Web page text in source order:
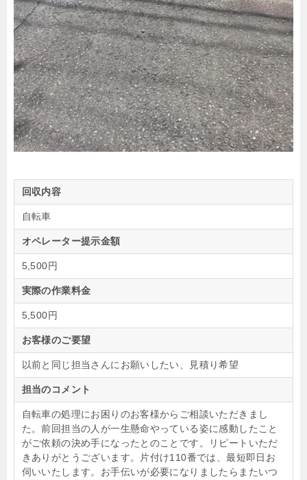
回収内容
自転車
オペレーター提示金額
5,500円
実際の作業料金
5,500円
お客様のご要望
以前と同じ担当さんにお願いしたい、見積り希望
担当のコメント
自転車の処理にお困りのお客様からご相談いただきまし
た。前回担当の人が一生懸命やっている姿に感動したこと
がご依頼の決め手になったとのことです。リピートいただ
きありがとうございます。片付け110番では、最短即日お
伺いいたします。お手伝いが必要になりましたらまたいつ